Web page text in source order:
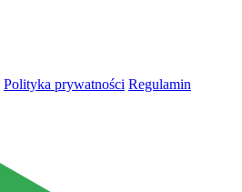
Polityka prywatności Regulamin